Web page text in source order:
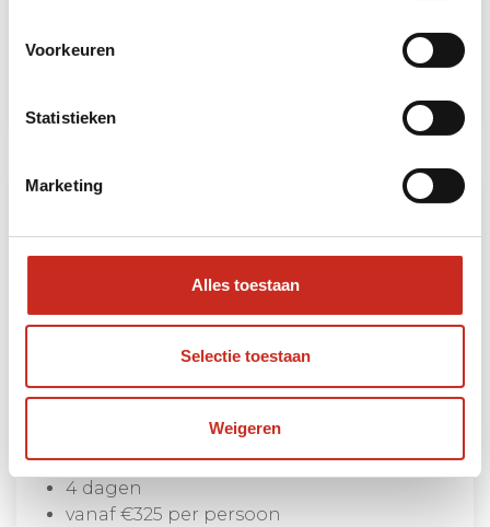
Voorkeuren
Statistieken
Marketing
Alles toestaan
Selectie toestaan
Weigeren
West Maleisië: strandverlenging
4 dagen
vanaf €325 per persoon